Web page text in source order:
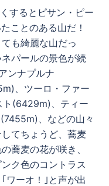
するとピサン・ピー
ことのある山だ！
も綺麗な山だっ
パールの景色が続
ンナプルナ
、ツーロ・ファー
ト(6429m)、ティー
、などの山々
てちょうど、蕎麦
蕎麦の花が咲き、
ク色のコントラス
ワーオ！｣と声が出